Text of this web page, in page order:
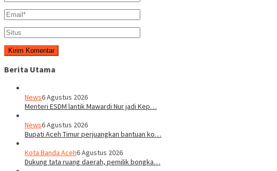
Berita Utama
News6 Agustus 2026
Menteri ESDM lantik Mawardi Nur jadi Kep…
News6 Agustus 2026
Bupati Aceh Timur perjuangkan bantuan ko…
Kota Banda Aceh6 Agustus 2026
Dukung tata ruang daerah, pemilik bongka…